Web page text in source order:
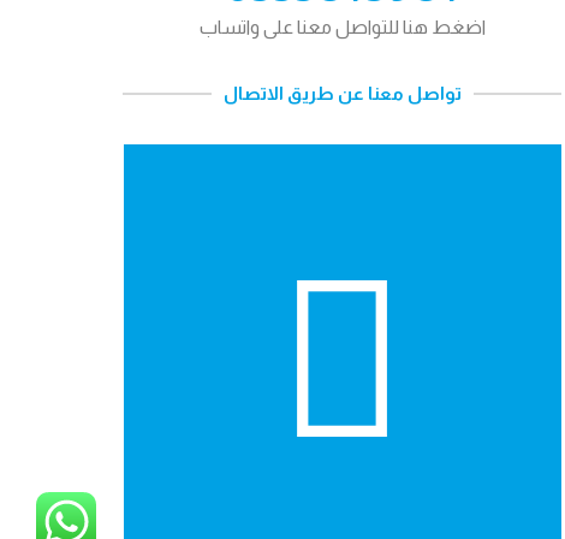
اضغط هنا للتواصل معنا على واتساب
تواصل معنا عن طريق الاتصال